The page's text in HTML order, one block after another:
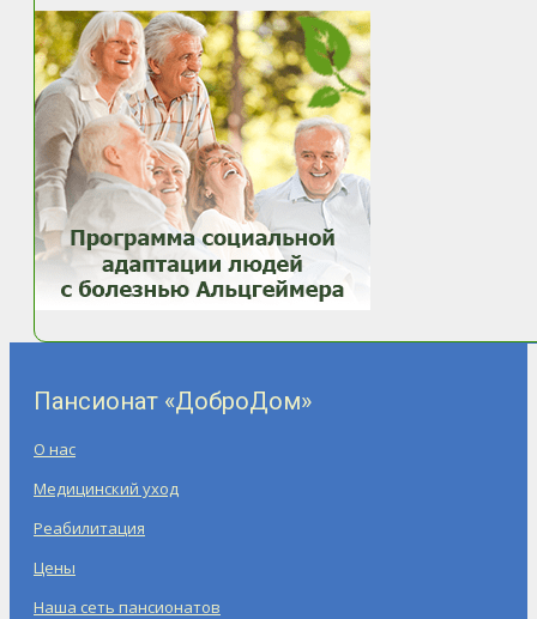
Пансионат «ДоброДом»
О нас
Медицинский уход
Реабилитация
Цены
Наша сеть пансионатов